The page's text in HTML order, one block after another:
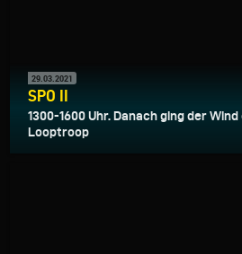
29.03.2021
SPO II
1300-1600 Uhr. Danach ging der
Looptroop